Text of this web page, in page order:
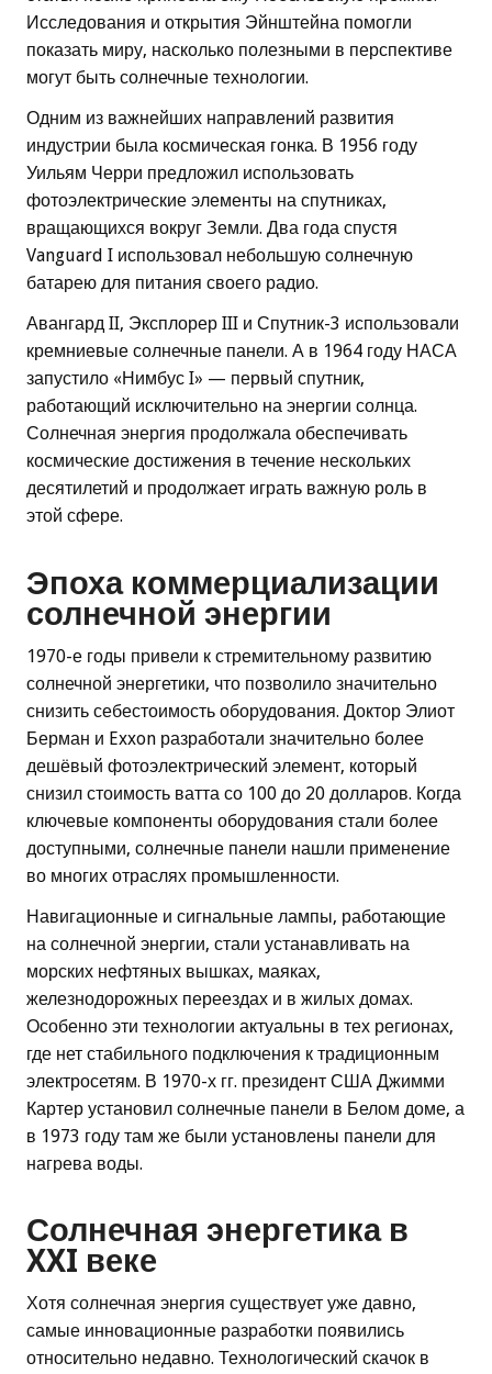
Исследования и открытия Эйнштейна помогли
показать миру, насколько полезными в перспективе
могут быть солнечные технологии.
Одним из важнейших направлений развития
индустрии была космическая гонка. В 1956 году
Уильям Черри предложил использовать
фотоэлектрические элементы на спутниках,
вращающихся вокруг Земли. Два года спустя
Vanguard I использовал небольшую солнечную
батарею для питания своего радио.
Авангард II, Эксплорер III и Спутник-3 использовали
кремниевые солнечные панели. А в 1964 году НАСА
запустило «Нимбус I» — первый спутник,
работающий исключительно на энергии солнца.
Солнечная энергия продолжала обеспечивать
космические достижения в течение нескольких
десятилетий и продолжает играть важную роль в
этой сфере.
Эпоха коммерциализации
солнечной энергии
1970-е годы привели к стремительному развитию
солнечной энергетики, что позволило значительно
снизить себестоимость оборудования. Доктор Элиот
Берман и Exxon разработали значительно более
дешёвый фотоэлектрический элемент, который
снизил стоимость ватта со 100 до 20 долларов. Когда
ключевые компоненты оборудования стали более
доступными, солнечные панели нашли применение
во многих отраслях промышленности.
Навигационные и сигнальные лампы, работающие
на солнечной энергии, стали устанавливать на
морских нефтяных вышках, маяках,
железнодорожных переездах и в жилых домах.
Особенно эти технологии актуальны в тех регионах,
где нет стабильного подключения к традиционным
электросетям. В 1970-х гг. президент США Джимми
Картер установил солнечные панели в Белом доме, а
в 1973 году там же были установлены панели для
нагрева воды.
Солнечная энергетика в
XXI веке
Хотя солнечная энергия существует уже давно,
самые инновационные разработки появились
относительно недавно. Технологический скачок в